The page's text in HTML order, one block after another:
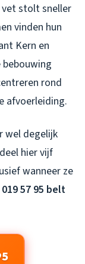
stolt sneller
vinden hun
Kern en
rond
afvoerleiding.
wel degelijk
hier vijf
wanneer ze
019 57 95 belt